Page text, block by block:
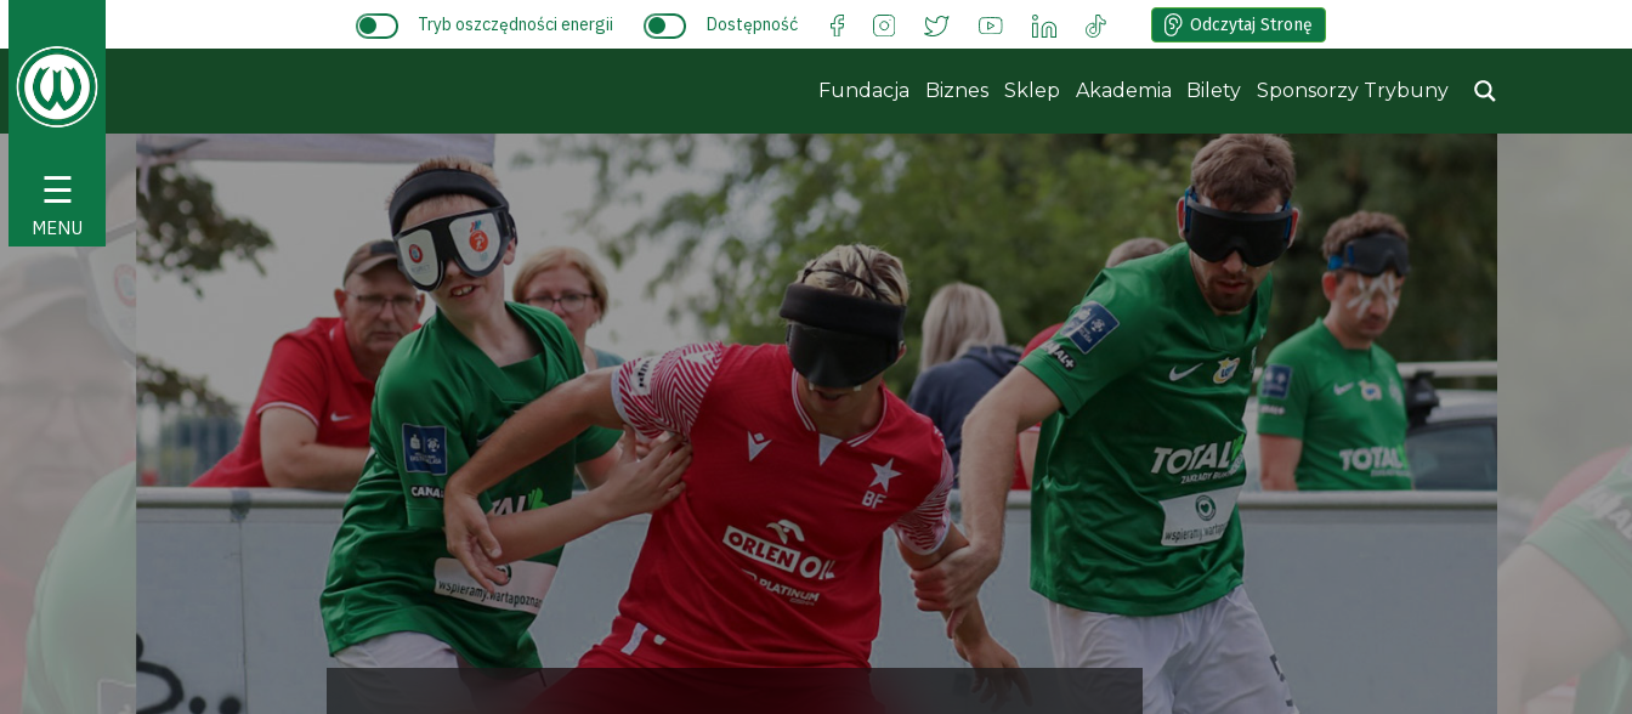
☰
MENU
Tryb oszczędności energii Dostępność Odczytaj Stronę
Fundacja Biznes Sklep Akademia Bilety Sponsorzy Trybuny